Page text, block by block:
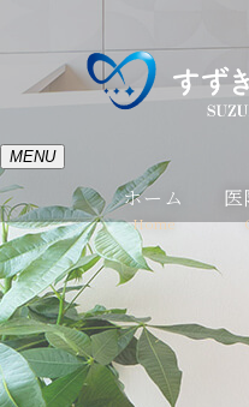
MENU
ホーム
Home